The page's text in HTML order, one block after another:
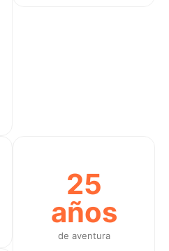
25
años
de aventura